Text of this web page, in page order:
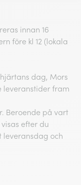
innan 16
före kl 12 (lokala
dag, Mors
leveranstider fram
Beroende på vart
efter du
leveransdag och